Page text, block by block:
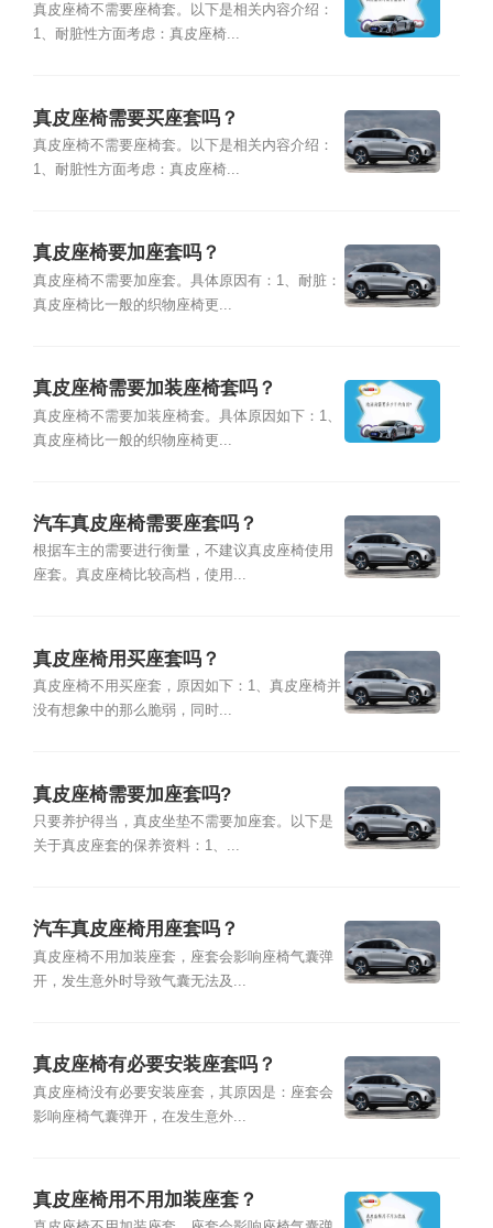
真皮座椅不需要座椅套。以下是相关内容介绍：
1、耐脏性方面考虑：真皮座椅...
真皮座椅需要买座套吗？
真皮座椅不需要座椅套。以下是相关内容介绍：
1、耐脏性方面考虑：真皮座椅...
真皮座椅要加座套吗？
真皮座椅不需要加座套。具体原因有：1、耐脏：
真皮座椅比一般的织物座椅更...
真皮座椅需要加装座椅套吗？
真皮座椅不需要加装座椅套。具体原因如下：1、
真皮座椅比一般的织物座椅更...
汽车真皮座椅需要座套吗？
根据车主的需要进行衡量，不建议真皮座椅使用
座套。真皮座椅比较高档，使用...
真皮座椅用买座套吗？
真皮座椅不用买座套，原因如下：1、真皮座椅并
没有想象中的那么脆弱，同时...
真皮座椅需要加座套吗?
只要养护得当，真皮坐垫不需要加座套。以下是
关于真皮座套的保养资料：1、...
汽车真皮座椅用座套吗？
真皮座椅不用加装座套，座套会影响座椅气囊弹
开，发生意外时导致气囊无法及...
真皮座椅有必要安装座套吗？
真皮座椅没有必要安装座套，其原因是：座套会
影响座椅气囊弹开，在发生意外...
真皮座椅用不用加装座套？